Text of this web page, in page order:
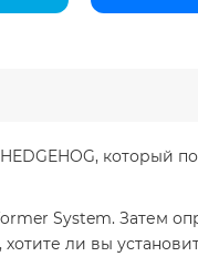
который
System. Затем
ли вы